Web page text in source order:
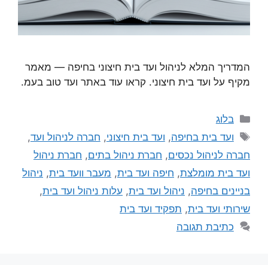
המדריך המלא לניהול ועד בית חיצוני בחיפה — מאמר
מקיף על ועד בית חיצוני. קראו עוד באתר ועד טוב בעמ.
בלוג
ועד בית בחיפה, ועד בית חיצוני, חברה לניהול ועד,
חברה לניהול נכסים, חברת ניהול בתים, חברת ניהול
ועד בית מומלצת, חיפה ועד בית, מעבר וועד בית, ניהול
בניינים בחיפה, ניהול ועד בית, עלות ניהול ועד בית,
שירותי ועד בית, תפקיד ועד בית
כתיבת תגובה